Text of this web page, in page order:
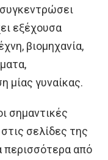
συγκεντρώσει
εξέχουσα
βιομηχανία,
μίας γυναίκας.
σημαντικές
σελίδες της
περισσότερα από